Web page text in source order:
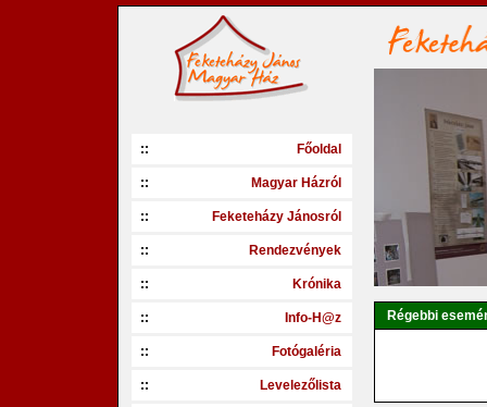
:: Főoldal
:: Magyar Házról
:: Feketeházy Jánosról
:: Rendezvények
:: Krónika
:: Info-H@z
:: Fotógaléria
:: Levelezőlista
Régebbi